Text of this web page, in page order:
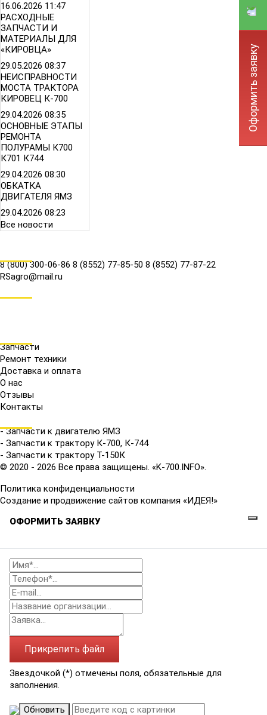
16.06.2026 11:47
РАСХОДНЫЕ
ЗАПЧАСТИ И
МАТЕРИАЛЫ ДЛЯ
«КИРОВЦА»
29.05.2026 08:37
НЕИСПРАВНОСТИ
МОСТА ТРАКТОРА
КИРОВЕЦ К-700
29.04.2026 08:35
ОСНОВНЫЕ ЭТАПЫ
РЕМОНТА
ПОЛУРАМЫ К700
К701 К744
29.04.2026 08:30
ОБКАТКА
ДВИГАТЕЛЯ ЯМЗ
29.04.2026 08:23
Все новости
8 (800) 300-06-86 8 (8552) 77-85-50 8 (8552) 77-87-22
RSagro@mail.ru
Запчасти
Ремонт техники
Доставка и оплата
О нас
Отзывы
Контакты
- Запчасти к двигателю ЯМЗ
- Запчасти к трактору К-700, К-744
- Запчасти к трактору Т-150К
© 2020 - 2026 Все права защищены. «K-700.INFO».
Политика конфиденциальности
Создание и продвижение сайтов компания «ИДЕЯ!»
Оформить заявку
ОФОРМИТЬ ЗАЯВКУ
Прикрепить файл
Звездочкой (*) отмечены поля, обязательные для
заполнения.
Обновить